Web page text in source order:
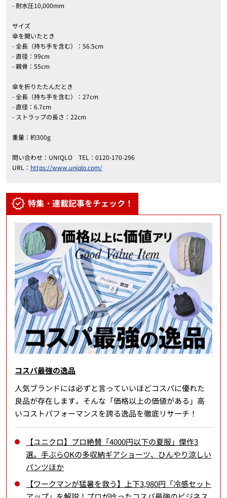
- 耐水圧10,000mm
サイズ
傘を開いたとき
- 全長（持ち手を含む）：56.5cm
- 直径：99cm
- 親骨：55cm
傘を折りたたんだとき
- 全長（持ち手を含む）：27cm
- 直径：6.7cm
- ストラップの長さ：22cm
重量：約300g
問い合わせ：UNIQLO TEL：0120-170-296
URL： https://www.uniqlo.com/
特集・連載記事をチェック！
コスパ最強の逸品
人気ブランドには必ずと言っていいほどコスパに優れた
良品が存在します。そんな「価格以上の価値がある」高
いコストパフォーマンスを誇る逸品を徹底リサーチ！
【ユニクロ】プロ絶賛「4000円以下の夏服」傑作3
選。手ぶらOKの多収納ギアショーツ、ひんやり涼しい
パンツほか
【ワークマンが猛暑を救う】上下3,980円「冷感セット